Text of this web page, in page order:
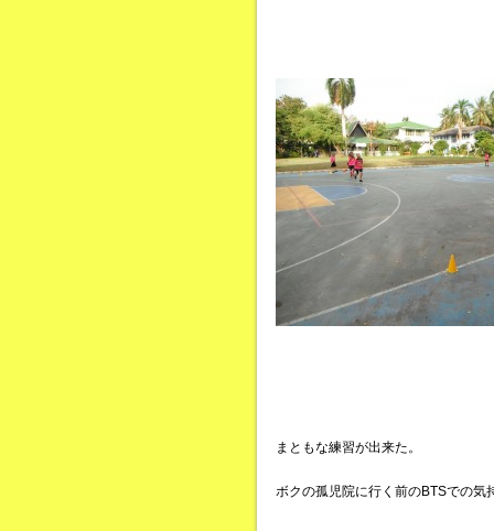
まともな練習が出来た。
ボクの孤児院に行く前のBTSでの気